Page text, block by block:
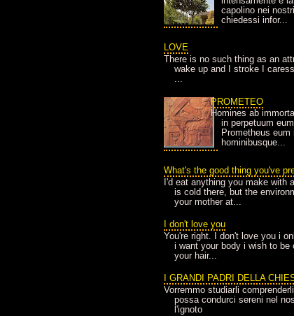
capolino nei
chiedessi infor...
LOVE
There is no such thing as an
wake up and I stroke I
...
PROMETEO
Homines ab
in perpetuum
Prometheus
hominibusque...
What's the good thing you've
I'd eat anything you make with
is cold there, but the
your mother at...
I don't love you
You're right. I don't love you i
i want your body i wish to
your hair...
I GRANDI PADRI DELLA
Vorremmo studiarli
possa condurci sereni nel
l'ignoto